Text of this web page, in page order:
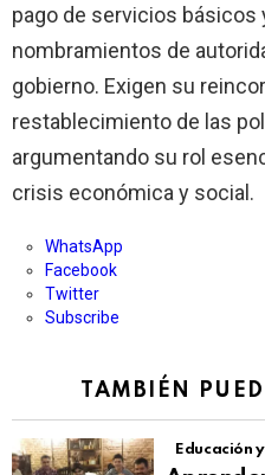
pago de servicios básicos
nombramientos de
gobierno. Exigen su
restablecimiento de las
argumentando su rol
crisis económica y social.
WhatsApp
Facebook
Twitter
Subscribe
TAMBIÉN
Educación